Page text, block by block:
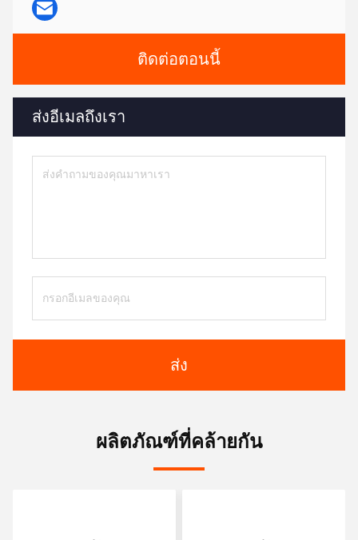
ติดต่อตอนนี้
ส่งอีเมลถึงเรา
ส่ง
ผลิตภัณฑ์ที่คล้ายกัน